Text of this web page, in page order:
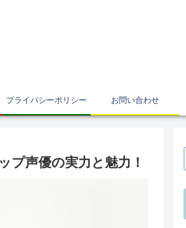
プライバシーポリシー お問い合わせ
プ声優の実力と魅力！